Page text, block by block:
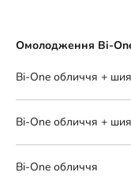
Омолодження Bi-
Bi-One обличчя +
Bi-One обличчя + шия
Bi-One обличчя